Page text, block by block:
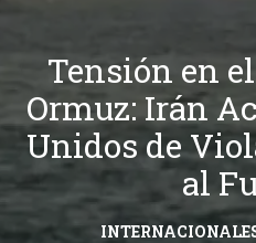
Tensión en
Ormuz: Irán
Unidos de
al